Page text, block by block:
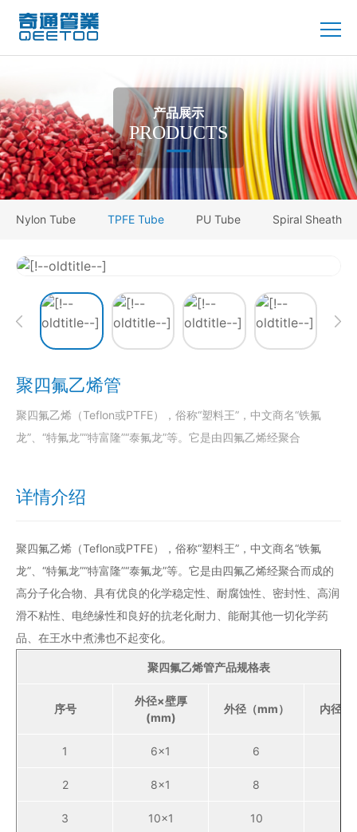
产品展示
PRODUCTS
Nylon Tube TPFE Tube PU Tube Spiral Sheath
聚四氟乙烯管
聚四氟乙烯（Teflon或PTFE），俗称“塑料王”，中文商名“铁氟
龙”、“特氟龙”“特富隆”“泰氟龙”等。它是由四氟乙烯经聚合
详情介绍
聚四氟乙烯（Teflon或PTFE），俗称“塑料王”，中文商名“铁氟
龙”、“特氟龙”“特富隆”“泰氟龙”等。它是由四氟乙烯经聚合而成的
高分子化合物、具有优良的化学稳定性、耐腐蚀性、密封性、高润
滑不粘性、电绝缘性和良好的抗老化耐力、能耐其他一切化学药
品、在王水中煮沸也不起变化。
聚四氟乙烯管产品规格表
序号
外径×壁厚
(mm)
外径（mm） 内径（
1 6×1 6
2 8×1 8
3 10×1 10